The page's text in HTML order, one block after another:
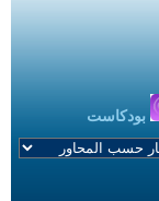
بودكاست